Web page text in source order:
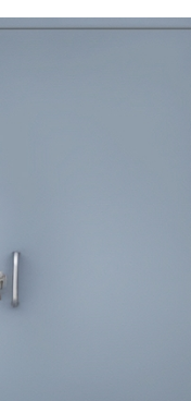
Тамбурные двери